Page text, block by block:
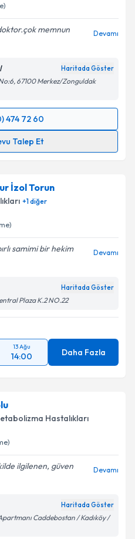
memnun
Devamı
Haritada Göster
67100 Merkez/Zonguldak
474 72 60
Talep Et
posta ile bilgilendireceğiz.
kişisel verilerimin belirtilen
kabul ediyorum.
İzol Torun
+1diğer
samimi bir hekim
Devamı
Haritada Göster
Plaza K.2 NO.22
13 Ağu
14:00 Daha Fazla
Hastalıkları
ilgilenen, güven
Devamı
Haritada Göster
Caddebostan / Kadıköy /